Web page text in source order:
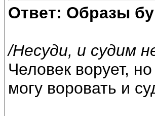
Ответ: Образы
/Несуди, и судим
Человек ворует,
могу воровать и